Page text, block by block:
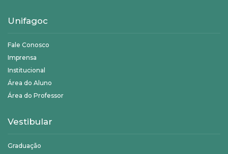
Unifagoc
Fale Conosco
Imprensa
Institucional
Área do Aluno
Área do Professor
Vestibular
Graduação